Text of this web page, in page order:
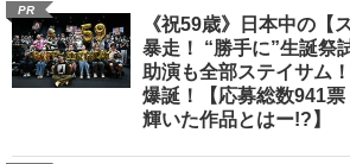
PR
《祝59歳》日本中の【
暴走！ “勝手に”生誕祭
助演も全部ステイサム
爆誕！【応募総数941
輝いた作品とはー!?】